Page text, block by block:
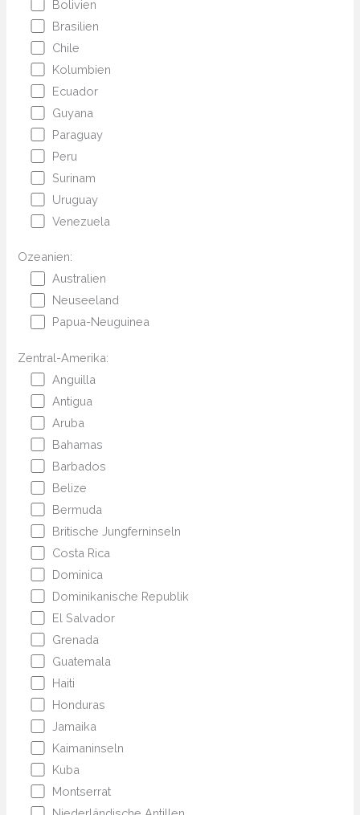
Bolivien
Brasilien
Chile
Kolumbien
Ecuador
Guyana
Paraguay
Peru
Surinam
Uruguay
Venezuela
Ozeanien:
Australien
Neuseeland
Papua-Neuguinea
Zentral-Amerika:
Anguilla
Antigua
Aruba
Bahamas
Barbados
Belize
Bermuda
Britische Jungferninseln
Costa Rica
Dominica
Dominikanische Republik
El Salvador
Grenada
Guatemala
Haiti
Honduras
Jamaika
Kaimaninseln
Kuba
Montserrat